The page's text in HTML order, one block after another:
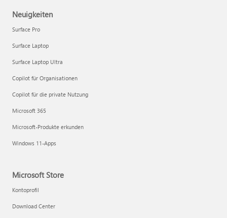
Neuigkeiten
Surface Pro
Surface Laptop
Surface Laptop Ultra
Copilot für Organisationen
Copilot für die private Nutzung
Microsoft 365
Microsoft-Produkte erkunden
Windows 11-Apps
Microsoft Store
Kontoprofil
Download Center